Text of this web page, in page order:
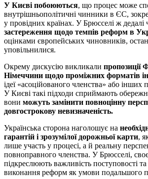
У Києві побоюються, що процес може
внутрішньополітичні чинники в ЄС,
у провідних країнах. У Брюсселі ж дедалі
застереження щодо темпів реформ в
оцінками європейських чиновників,
уповільнилися.
Окрему дискусію викликали пропозиції
Німеччини щодо проміжних форматів
ідеї «асоційованого членства» або інших
У Києві такі підходи сприймають
вони можуть замінити повноцінну
довгострокову невизначеність.
Українська сторона наголошує на
гарантій і зрозумілої дорожньої карти,
лише участь у процесі, а й реальну
повноправного членства. У Брюсселі,
підкреслюють важливість поступовості та
виконання реформ як умови подальшого